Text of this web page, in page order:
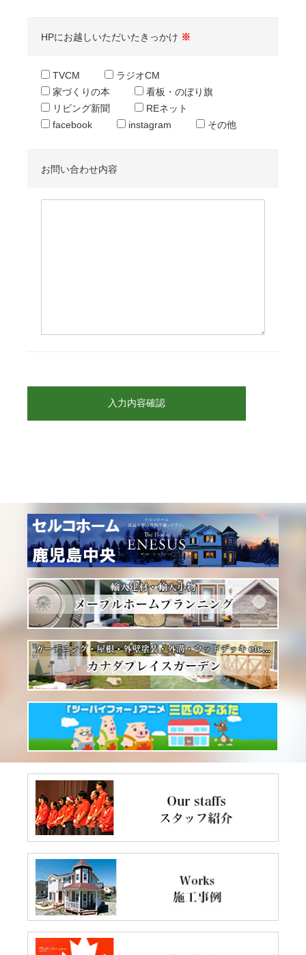
HPにお越しいただいたきっかけ ※
TVCM
ラジオCM
家づくりの本
看板・のぼり旗
リビング新聞
REネット
facebook
instagram その他
お問い合わせ内容